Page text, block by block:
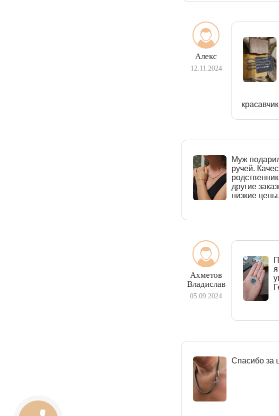
Алекс
12.11.2024
Муж
ручей.
другие
низкие
Ахметов
Владислав
05.09.2024
Спасибо за